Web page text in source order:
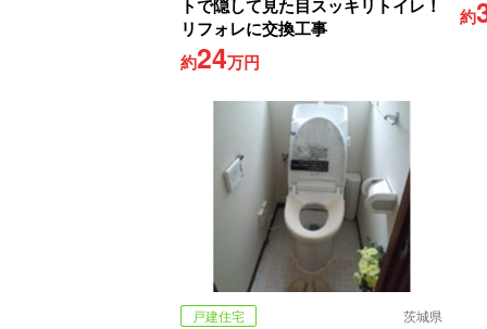
トで隠して見た目スッキリトイレ！
リフォレに交換工事
約24万円
約
戸建住宅 茨城県